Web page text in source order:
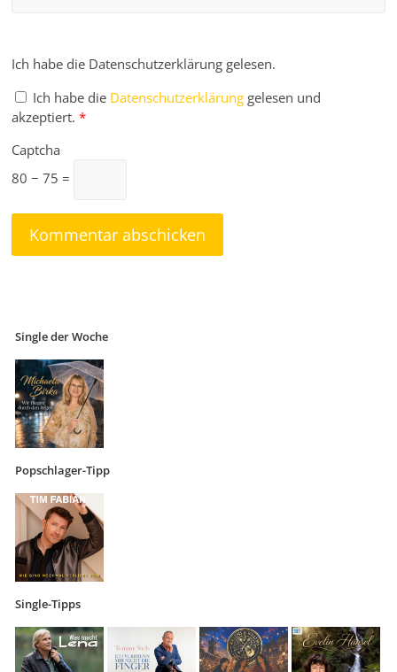
Ich habe die Datenschutzerklärung gelesen.
Ich habe die Datenschutzerklärung gelesen und
akzeptiert. *
Captcha
80 − 75 =
Single der Woche
Popschlager-Tipp
Single-Tipps